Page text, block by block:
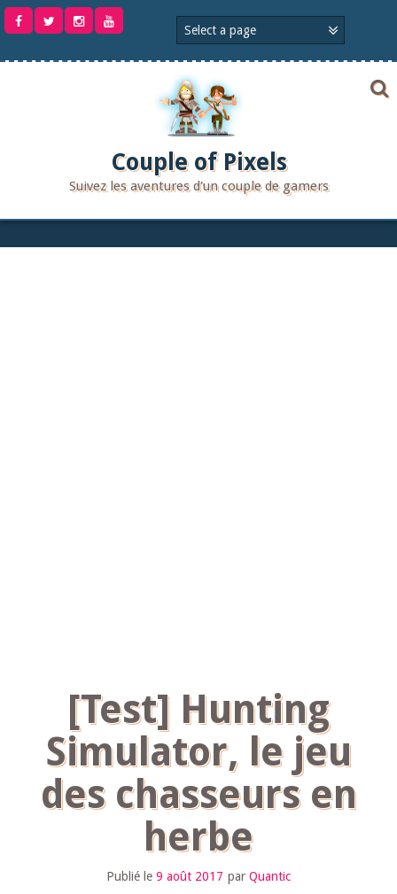
Aller
Couple of Pixels
Suivez les aventures d'un couple de gamers
[Test] Hunting
Simulator, le jeu
des chasseurs en
herbe
Publié le 9 août 2017 par Quantic